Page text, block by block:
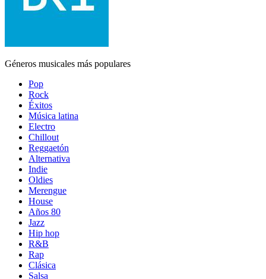
Géneros musicales más populares
Pop
Rock
Éxitos
Música latina
Electro
Chillout
Reggaetón
Alternativa
Indie
Oldies
Merengue
House
Años 80
Jazz
Hip hop
R&B
Rap
Clásica
Salsa